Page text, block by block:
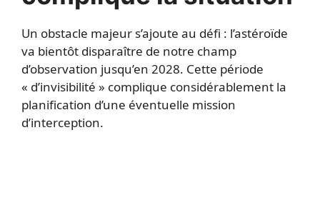
Un obstacle majeur s’ajoute au défi : l’astéroïde
va bientôt disparaître de notre champ
d’observation jusqu’en 2028. Cette période
« d’invisibilité » complique considérablement la
planification d’une éventuelle mission
d’interception.